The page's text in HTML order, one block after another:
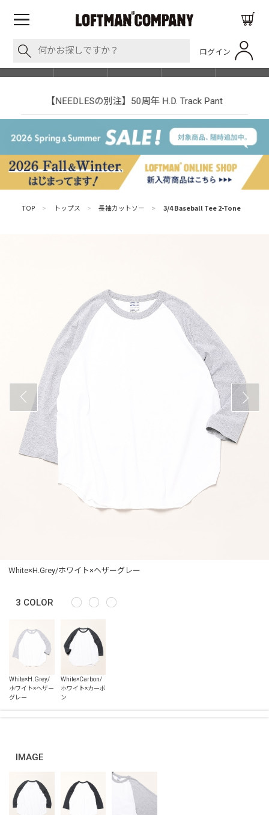
ログイン
SHOP LIST
【NEEDLESの別注】50周年 H.D. Track Pant
TOP > トップス > 長袖カットソー > 3/4 Baseball Tee 2-Tone
White×H.Grey/ホワイト×ヘザーグレー
3 COLOR
IMAGE